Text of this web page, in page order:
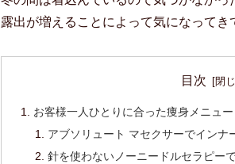
露出が増えることによって気になってき
目次
お客様一人ひとりに合った痩身メニュー
アブソリュート マセクサーでインナ
針を使わないノーニードルセラピー